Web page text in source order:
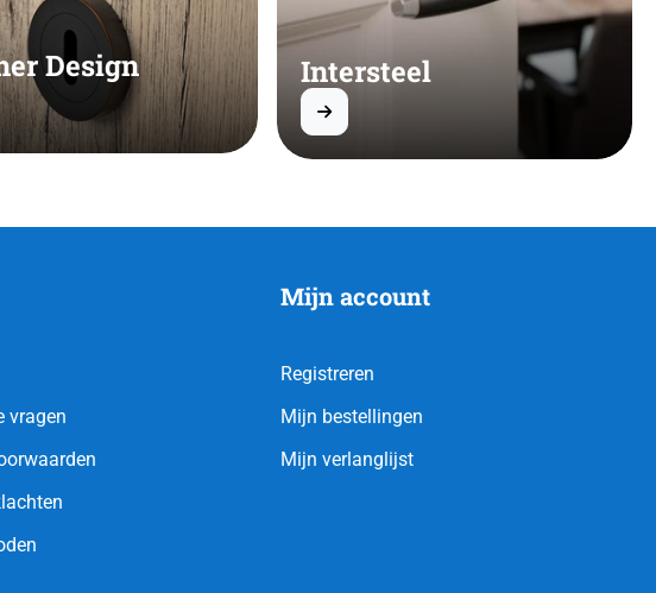
Design Intersteel
vragen
Mijn account
Registreren
Mijn bestellingen
Mijn verlanglijst